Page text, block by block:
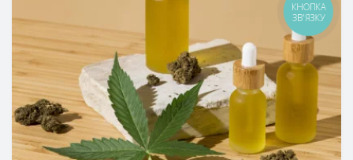
КНОПКА
ЗВ'ЯЗКУ